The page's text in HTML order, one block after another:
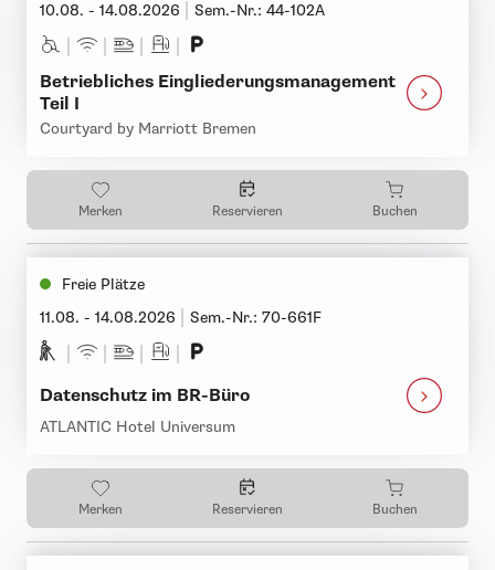
10.08. - 14.08.2026
Sem.-Nr.: 44-102A
Betriebliches Eingliederungsmanagement
Teil I
Courtyard by Marriott Bremen
Merken Reservieren Buchen
Freie Plätze
11.08. - 14.08.2026
Sem.-Nr.: 70-661F
Datenschutz im BR-Büro
ATLANTIC Hotel Universum
Merken Reservieren Buchen